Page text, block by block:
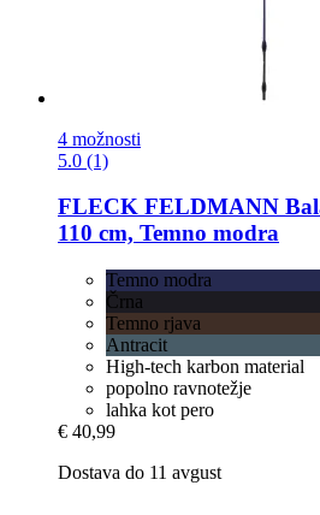
4 možnosti
5.0 (1)
FLECK FELDMANN
110 cm, Temno modra
Temno modra
Črna
Temno rjava
Antracit
High-tech karbon material
popolno ravnotežje
lahka kot pero
€ 40,99
Dostava do 11 avgust